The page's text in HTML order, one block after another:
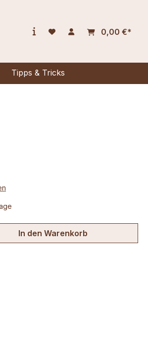
0,00 €*
Tipps & Tricks
gewünschten Wert
In den Warenkorb